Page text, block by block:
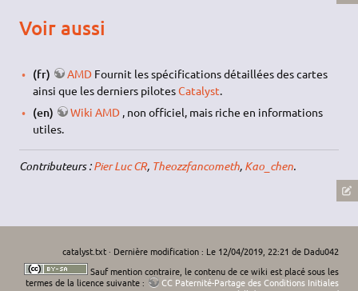
Voir aussi
(fr) AMDFournit les spécifications détaillées des cartes
ainsi que les derniers pilotesCatalyst.
(en) Wiki AMD , non officiel, mais riche en informations
utiles.
Contributeurs :Pier Luc CR, Theozzfancometh, Kao_chen.
catalyst.txt· Dernière modification : Le 12/04/2019, 22:21 de Dadu042
Sauf mention contraire, le contenu de ce wiki est placé sous les
termes de la licence suivante :
CC Paternité-Partage des Conditions Initiales